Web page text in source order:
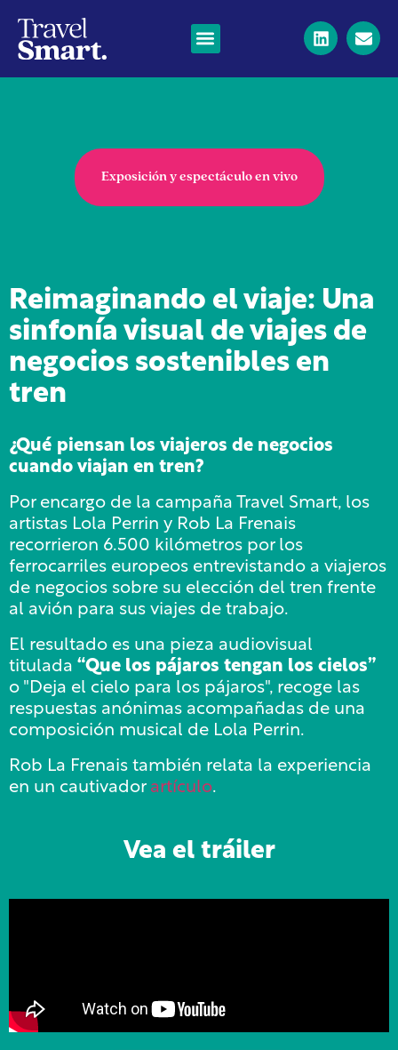
Exposición y espectáculo en vivo
Reimaginando el viaje: Una
sinfonía visual de viajes de
negocios sostenibles en
tren
¿Qué piensan los viajeros de negocios
cuando viajan en tren?
Por encargo de la campaña Travel Smart, los
artistas Lola Perrin y Rob La Frenais
recorrieron 6.500 kilómetros por los
ferrocarriles europeos entrevistando a viajeros
de negocios sobre su elección del tren frente
al avión para sus viajes de trabajo.
El resultado es una pieza audiovisual
titulada “Que los pájaros tengan los cielos”
o "Deja el cielo para los pájaros", recoge las
respuestas anónimas acompañadas de una
composición musical de Lola Perrin.
Rob La Frenais también relata la experiencia
en un cautivador artículo.
Vea el tráiler